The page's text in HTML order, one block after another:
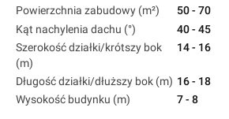
Powierzchnia zabudowy (m²)
50 - 70
Kąt nachylenia dachu (°)
40 - 45
Szerokość działki/krótszy bok
(m)
14 - 16
Długość działki/dłuższy bok (m) 16 - 18
Wysokość budynku (m)
7 - 8